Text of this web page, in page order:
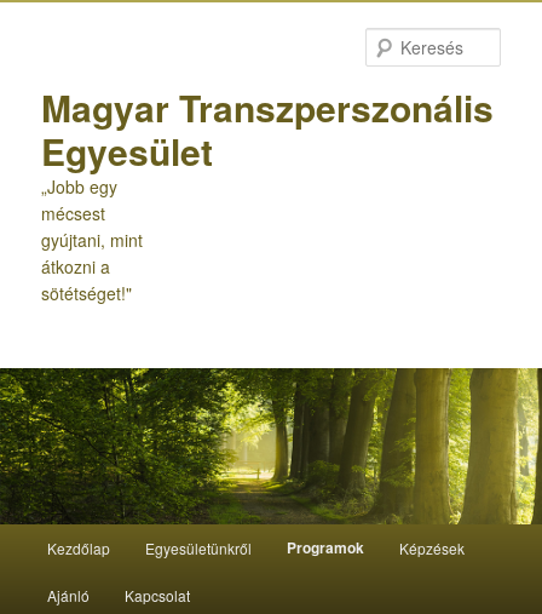
Magyar Transzperszonális
Egyesület
„Jobb egy
mécsest
gyújtani, mint
átkozni a
sötétséget!"
Kezdőlap Egyesületünkről Programok Képzések
Ajánló Kapcsolat